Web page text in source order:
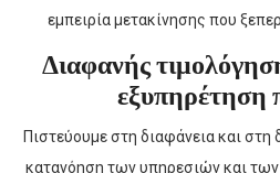
εμπειρία μετακίνησης που
Διαφανής
εξυπηρέτηση
Πιστεύουμε στη διαφάνεια και
κατανόηση των υπηρεσιών και